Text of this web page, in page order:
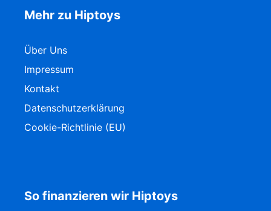
Mehr zu Hiptoys
Über Uns
Impressum
Kontakt
Datenschutzerklärung
Cookie-Richtlinie (EU)
So finanzieren wir Hiptoys